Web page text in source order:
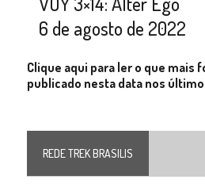
6 de agosto de 2022
Clique aqui para ler o que mais
publicado nesta data nos
REDE TREK BRASILIS